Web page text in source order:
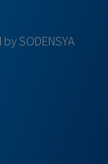
SODENSYA